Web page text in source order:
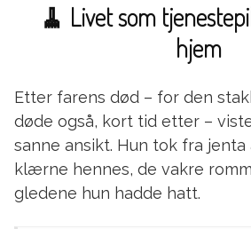
🧹 Livet som
hjem
Etter farens død – for den
døde også, kort tid etter –
sanne ansikt. Hun tok fra jenta
klærne hennes, de vakre
gledene hun hadde hatt.